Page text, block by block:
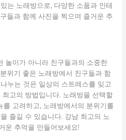
는 노래방으로, 다양한 소품과 인테
들과 함께 사진을 찍으며 즐거운 추
놀이가 아니라 친구들과의 소중한
위기 좋은 노래방에서 친구들과 함
누는 것은 일상의 스트레스를 잊고
고의 방법입니다. 노래방을 선택할
를 고려하고, 노래방에서의 분위기를
즐길 수 있습니다. 강남 최고의 노
운 추억을 만들어보세요!